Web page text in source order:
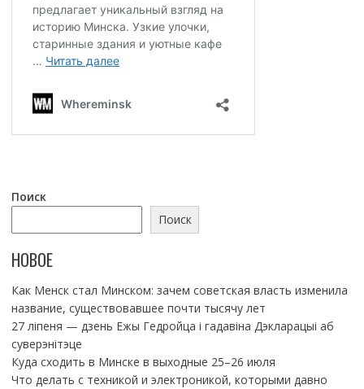
Поиск
Поиск
НОВОЕ
Как Менск стал Минском: зачем советская власть изменила
название, существовавшее почти тысячу лет
27 ліпеня — дзень Ежы Гедройца і гадавіна Дэкларацыі аб
суверэнітэце
Куда сходить в Минске в выходные 25–26 июля
Что делать с техникой и электроникой, которыми давно